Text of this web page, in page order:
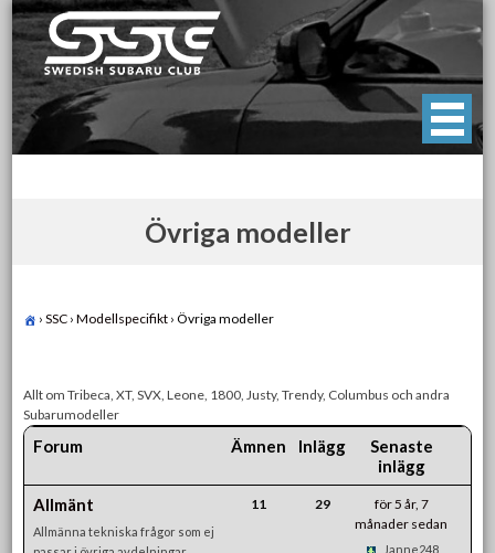
Skip
to
content
Swedish Subaru Club
För oss som älskar Subaru!
Övriga modeller
› SSC › Modellspecifikt › Övriga modeller
Allt om Tribeca, XT, SVX, Leone, 1800, Justy, Trendy, Columbus och andra
Subarumodeller
Forum Ämnen Inlägg
Senaste
inlägg
Allmänt
Allmänna tekniska frågor som ej
11 29
för 5 år, 7
månader sedan
Janne248